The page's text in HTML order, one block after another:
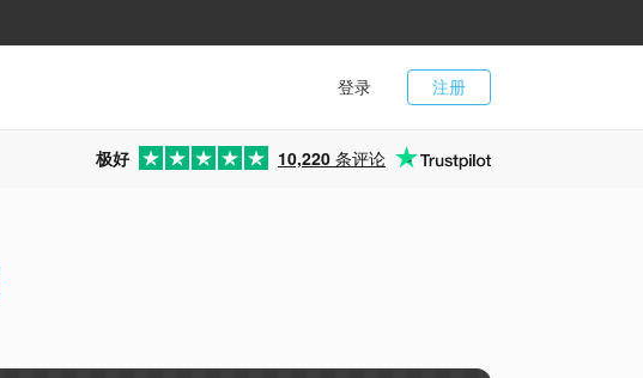
注册
登录
极好 10,220 条评论